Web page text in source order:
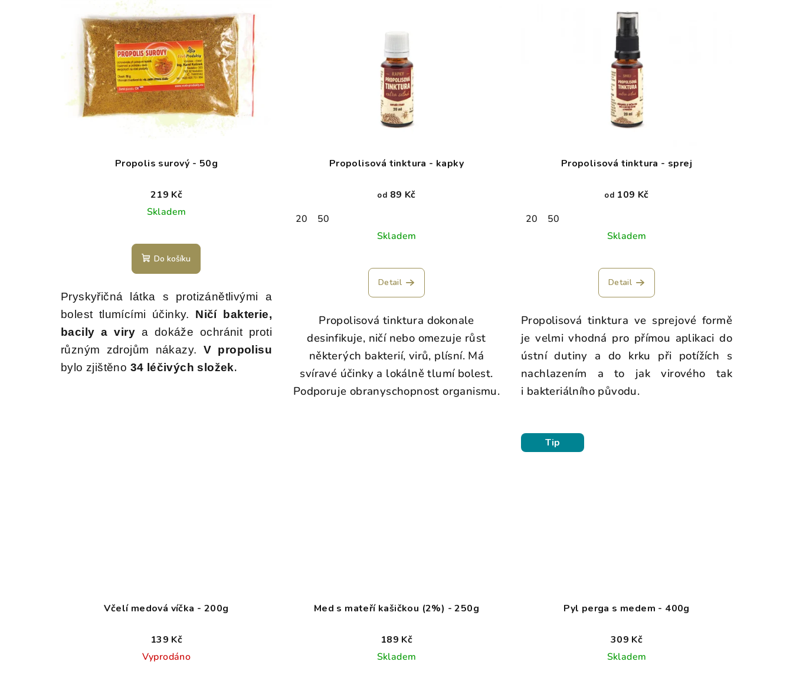
Propolis surový - 50g
219 Kč
Skladem
Do košíku
Pryskyřičná látka s protizánětlivými a
bolest tlumícími účinky. Ničí bakterie,
bacily a virya dokáže ochránit proti
různým zdrojům nákazy. V propolisu
bylo zjištěno 34 léčivých složek.
Propolisová tinktura - kapky
od 89 Kč
20
50
Skladem
Detail
Propolisová tinktura dokonale
desinfikuje, ničí nebo omezuje růst
některých bakterií, virů, plísní. Má
svíravé účinky a lokálně tlumí bolest.
Podporuje obranyschopnost organismu.
Propolisová tinktura - sprej
od109 Kč
20
50
Skladem
hodnocení
produktu
je
z
5
hvězdiček.
Detail
Propolisová tinktura ve sprejové formě
je velmi vhodná pro přímou aplikaci do
ústní dutiny a do krku při potížích s
nachlazením a to jak virového tak
i bakteriálního původu.
Včelí medová víčka - 200g
139 Kč
Vyprodáno
Med s mateří kašičkou (2%) - 250g
189 Kč
Skladem
Tip
Pyl perga s medem - 400g
309 Kč
Skladem